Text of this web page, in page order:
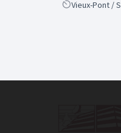
ScopeVieux-Pont /